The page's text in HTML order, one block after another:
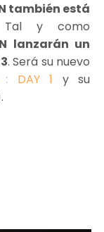
también está
y como
lanzarán un
. Será su nuevo
: DAY 1 y su